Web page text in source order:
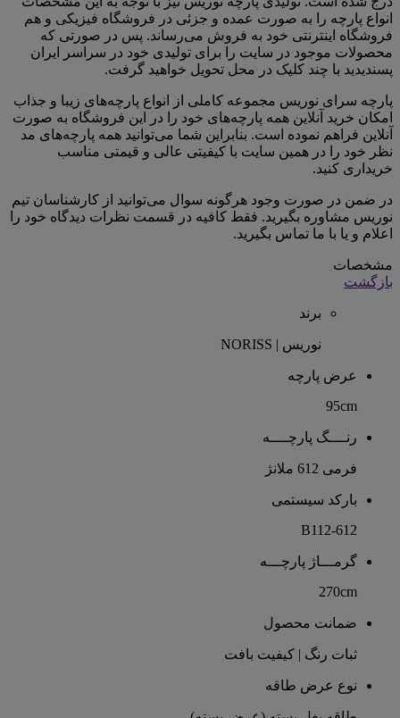
انواع پارچه را به صورت عمده و جزئی در فروشگاه فیزیکی و هم
فروشگاه اینترنتی خود به فروش می‌رساند. پس در صورتی که
محصولات موجود در سایت را برای تولیدی خود در سراسر ایران
پسندیدید با چند کلیک در محل تحویل خواهید گرفت.
پارچه سرای نوریس مجموعه کاملی از انواع پارچه‌های زیبا و جذاب
امکان خرید آنلاین همه پارچه‌های خود را در این فروشگاه به صورت
آنلاین فراهم نموده است. بنابراین شما می‌توانید همه پارچه‌های مد
نظر خود را در همین سایت با کیفیتی عالی و قیمتی مناسب
خریداری کنید.
در ضمن در صورت وجود هرگونه سوال می‌توانید از کارشناسان تیم
نوریس مشاوره بگیرید. فقط کافیه در قسمت نظرات دیدگاه خود را
اعلام و یا با ما تماس بگیرید.
مشخصات
بازگشت
برند
نوریس | NORISS
عرض پارچه
95cm
رنــــگ پارچــــه
فرمی 612 ملانژ
بارکد سیستمی
B112-612
گرمـــاژ پارچـــه
270cm
ضمانت محصول
ثبات رنگ | کیفیت بافت
نوع عرض طاقه